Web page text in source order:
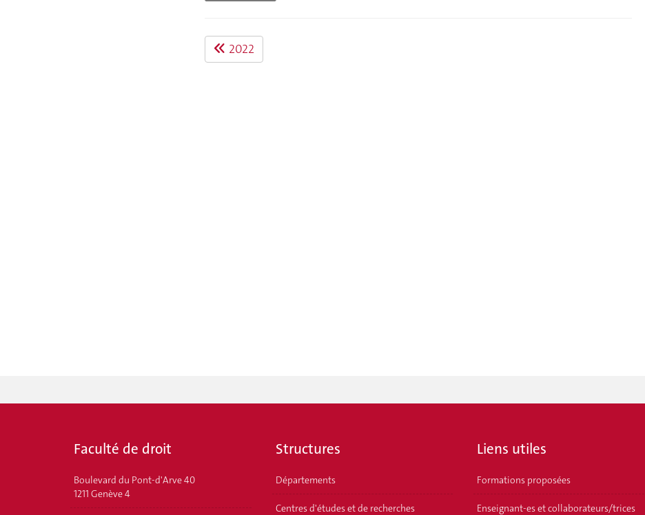
2022
Faculté de droit
Boulevard du Pont-d'Arve 40
1211 Genève 4
Structures
Départements
Centres d'études et de recherches
Liens utiles
Formations proposées
Enseignant-es et collaborateurs/trices